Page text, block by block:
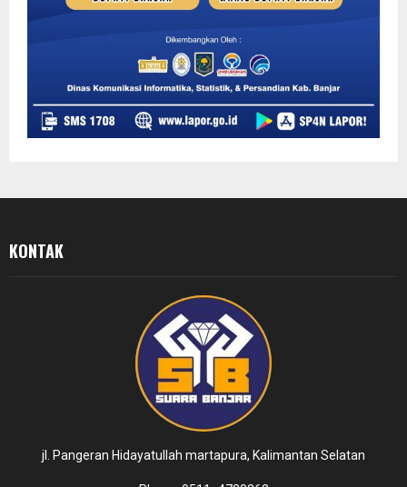
KONTAK
jl. Pangeran Hidayatullah martapura, Kalimantan Selatan